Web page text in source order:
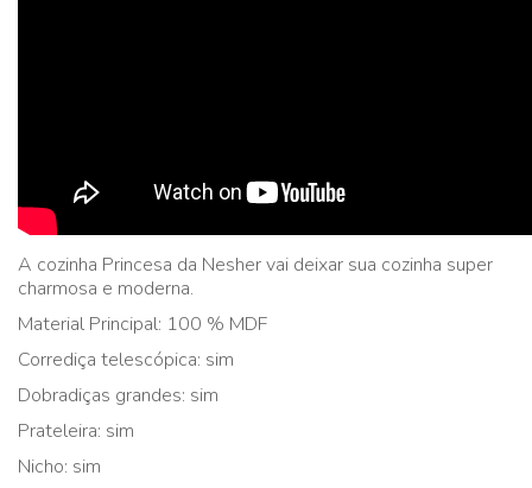
A cozinha Princesa da Nesher vai deixar sua cozinha super
charmosa e moderna.
Material Principal: 100 % MDF
Corrediça telescópica: sim
Dobradiças grandes: sim
Prateleira: sim
Nicho: sim